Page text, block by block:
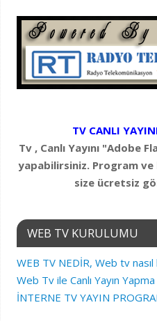
TV CANLI
Tv , Canlı Yayını "Adobe
yapabilirsiniz. Program
size ücretsiz
WEB TV KURULUMU
WEB TV NEDİR, Web tv
Web Tv ile Canlı Yayın
İNTERNE TV YAYIN